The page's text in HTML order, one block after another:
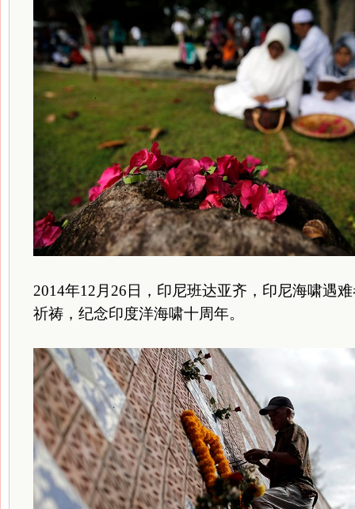
2014年12月26日，印尼班达亚齐，印尼海啸遇
祈祷，纪念印度洋海啸十周年。